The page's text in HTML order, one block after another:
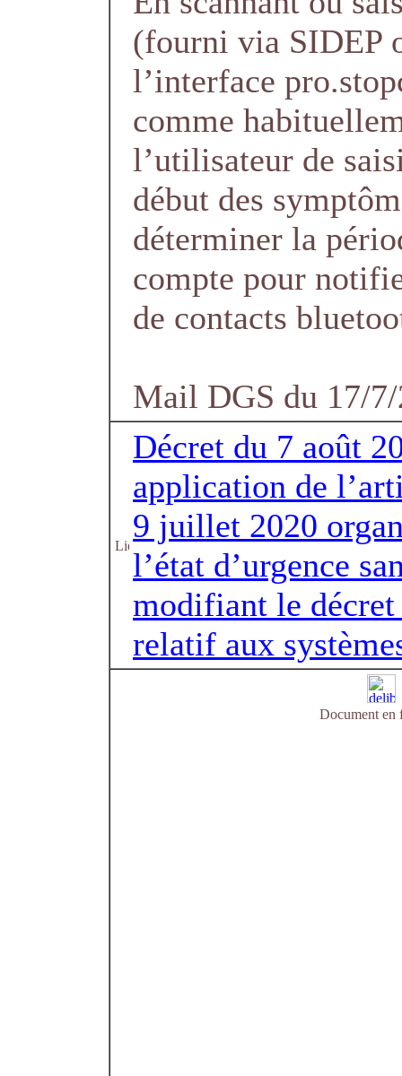
(fourni via SIDEP
l’interface
comme
l’utilisateur de
début des
déterminer la
compte pour
de contacts
Mail DGS du 17/
Décret du 7 août
application de
9 juillet 2020
l’état d’urgence
modifiant le
relatif aux
Document en